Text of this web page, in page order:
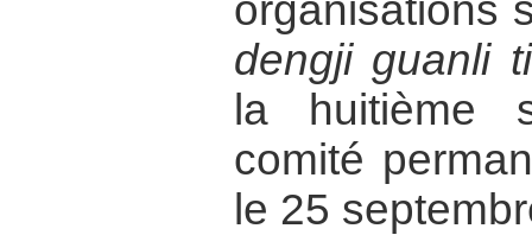
organisations
dengji guanli
la huitième
comité
le 25